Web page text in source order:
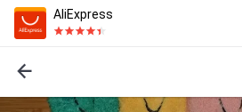
AliExpress